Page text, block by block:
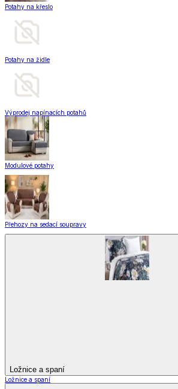
Potahy na křeslo
Potahy na židle
Výprodej napínacích potahů
Modulové potahy
Přehozy na sedací soupravy
Ložnice a spaní
Ložnice a spaní